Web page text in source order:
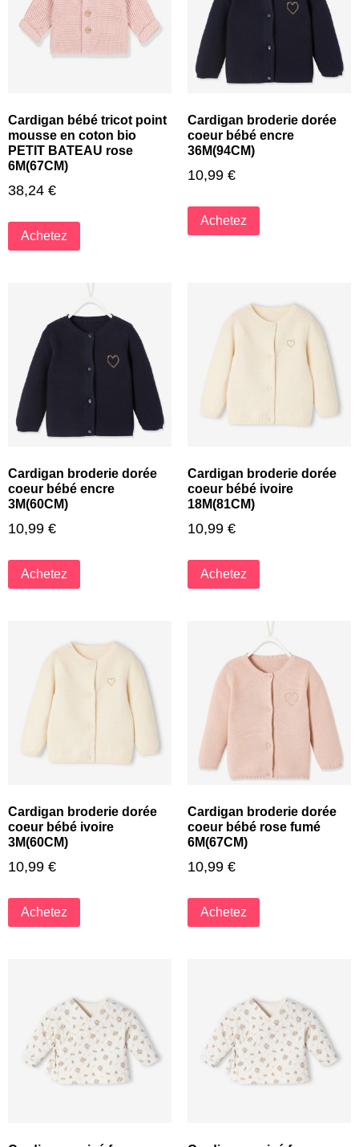
Cardigan bébé tricot point
mousse en coton bio
PETIT BATEAU rose
6M(67CM)
38,24 €
Achetez
Cardigan broderie dorée
coeur bébé encre
36M(94CM)
10,99 €
Achetez
Cardigan broderie dorée
coeur bébé encre
3M(60CM)
10,99 €
Achetez
Cardigan broderie dorée
coeur bébé ivoire
18M(81CM)
10,99 €
Achetez
Cardigan broderie dorée
coeur bébé ivoire
3M(60CM)
10,99 €
Achetez
Cardigan broderie dorée
coeur bébé rose fumé
6M(67CM)
10,99 €
Achetez